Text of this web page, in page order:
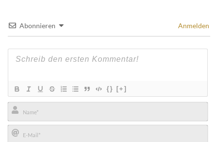
Abonnieren Anmelden
{} [+]
Name*